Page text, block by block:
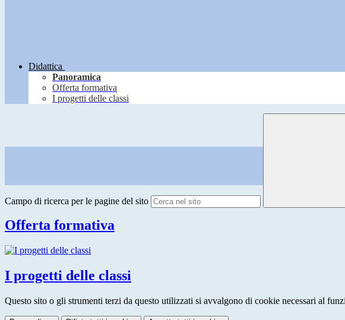
Didattica
Panoramica
Offerta formativa
I progetti delle classi
Campo di ricerca per le pagine del sito
Offerta formativa
I progetti delle classi
Questo sito o gli strumenti terzi da questo utilizzati si avvalgono di cookie necessari al